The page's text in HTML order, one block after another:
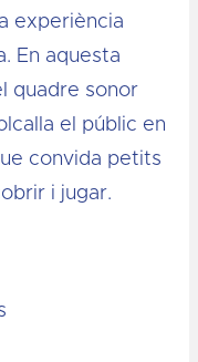
experiència
En aquesta
quadre sonor
el públic en
convida petits
i jugar.